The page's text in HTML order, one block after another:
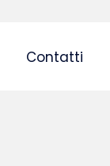
Contatti